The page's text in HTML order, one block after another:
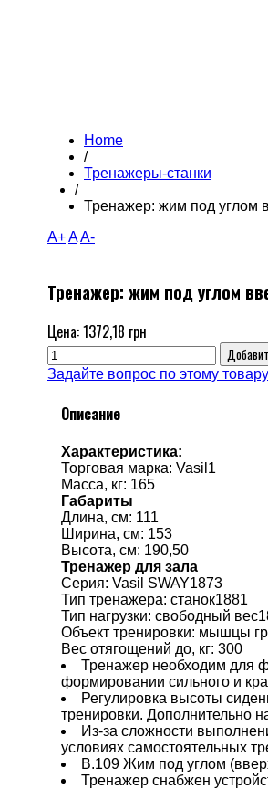
Home
/
Тренажеры-станки
/
Тренажер: жим под углом
A+AA-
Тренажер: жим под углом
Цена:1372,18 грн
Задайте вопрос по этому товару
Описание
Характеристика:
Торговая марка: Vasil1
Масса, кг: 165
Габариты
Длина, см: 111
Ширина, см: 153
Высота, см: 190,50
Тренажер для зала
Серия: Vasil SWAY1873
Тип тренажера: станок1881
Тип нагрузки: свободный
Объект тренировки: мышцы
Вес отягощений до, кг: 300
Тренажер необходим для
формировании сильного и
Регулировка высоты
тренировки. Дополнительно
Из-за сложности
условиях самостоятельных
B.109 Жим под углом
Тренажер снабжен